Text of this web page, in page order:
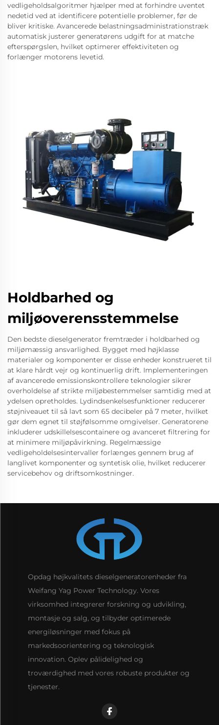
vedligeholdsalgoritmer hjælper med at forhindre uventet
nedetid ved at identificere potentielle problemer, før de
bliver kritiske. Avancerede belastningsadministrationstræk
automatisk justerer generatørens udgift for at matche
efterspørgslen, hvilket optimerer effektiviteten og
forlænger motorens levetid.
Holdbarhed og
miljøoverensstemmelse
Den bedste dieselgenerator fremtræder i holdbarhed og
miljømæssig ansvarlighed. Bygget med højklasse
materialer og komponenter er disse enheder konstrueret til
at klare hårdt vejr og kontinuerlig drift. Implementeringen
af avancerede emissionskontrollere teknologier sikrer
overholdelse af strikte miljøbestemmelser samtidig med at
ydelsen opretholdes. Lydindsenkelsesfunktioner reducerer
støjniveauet til så lavt som 65 decibeler på 7 meter, hvilket
gør dem egnet til støjfølsomme omgivelser. Generatorene
inkluderer udskillelsescontainere og avanceret filtrering for
at minimere miljøpåvirkning. Regelmæssige
vedligeholdelsesintervaller forlænges gennem brug af
langlivet komponenter og syntetisk olie, hvilket reducerer
servicebehov og driftsomkostninger.
Opdag højkvalitets dieselgeneratorenheder fra
Weifang Yag Power Technology. Vores
virksomhed integrerer forskning og udvikling,
montasje og salg, og tilbyder optimerede
energiløsninger med fokus på
markedsoorientering og teknologisk
innovation. Oplev pålidelighed og
troværdighed med vores robuste produkter og
tjenester.